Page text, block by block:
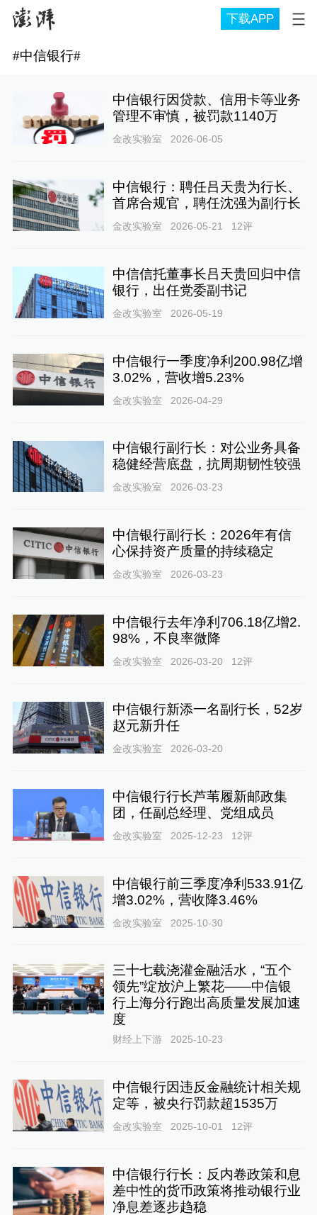
下载APP
#中信银行#
中信银行因贷款、信用卡等业务
管理不审慎，被罚款1140万
金改实验室 2026-06-05
中信银行：聘任吕天贵为行长、
首席合规官，聘任沈强为副行长
金改实验室 2026-05-21 12评
中信信托董事长吕天贵回归中信
银行，出任党委副书记
金改实验室 2026-05-19
中信银行一季度净利200.98亿增
3.02%，营收增5.23%
金改实验室 2026-04-29
中信银行副行长：对公业务具备
稳健经营底盘，抗周期韧性较强
金改实验室 2026-03-23
中信银行副行长：2026年有信
心保持资产质量的持续稳定
金改实验室 2026-03-23
中信银行去年净利706.18亿增2.
98%，不良率微降
金改实验室 2026-03-20 12评
中信银行新添一名副行长，52岁
赵元新升任
金改实验室 2026-03-20
中信银行行长芦苇履新邮政集
团，任副总经理、党组成员
金改实验室 2025-12-23 12评
中信银行前三季度净利533.91亿
增3.02%，营收降3.46%
金改实验室 2025-10-30
三十七载浇灌金融活水，“五个
领先”绽放沪上繁花——中信银
行上海分行跑出高质量发展加速
度
财经上下游 2025-10-23
中信银行因违反金融统计相关规
定等，被央行罚款超1535万
金改实验室 2025-10-01 12评
中信银行行长：反内卷政策和息
差中性的货币政策将推动银行业
净息差逐步趋稳